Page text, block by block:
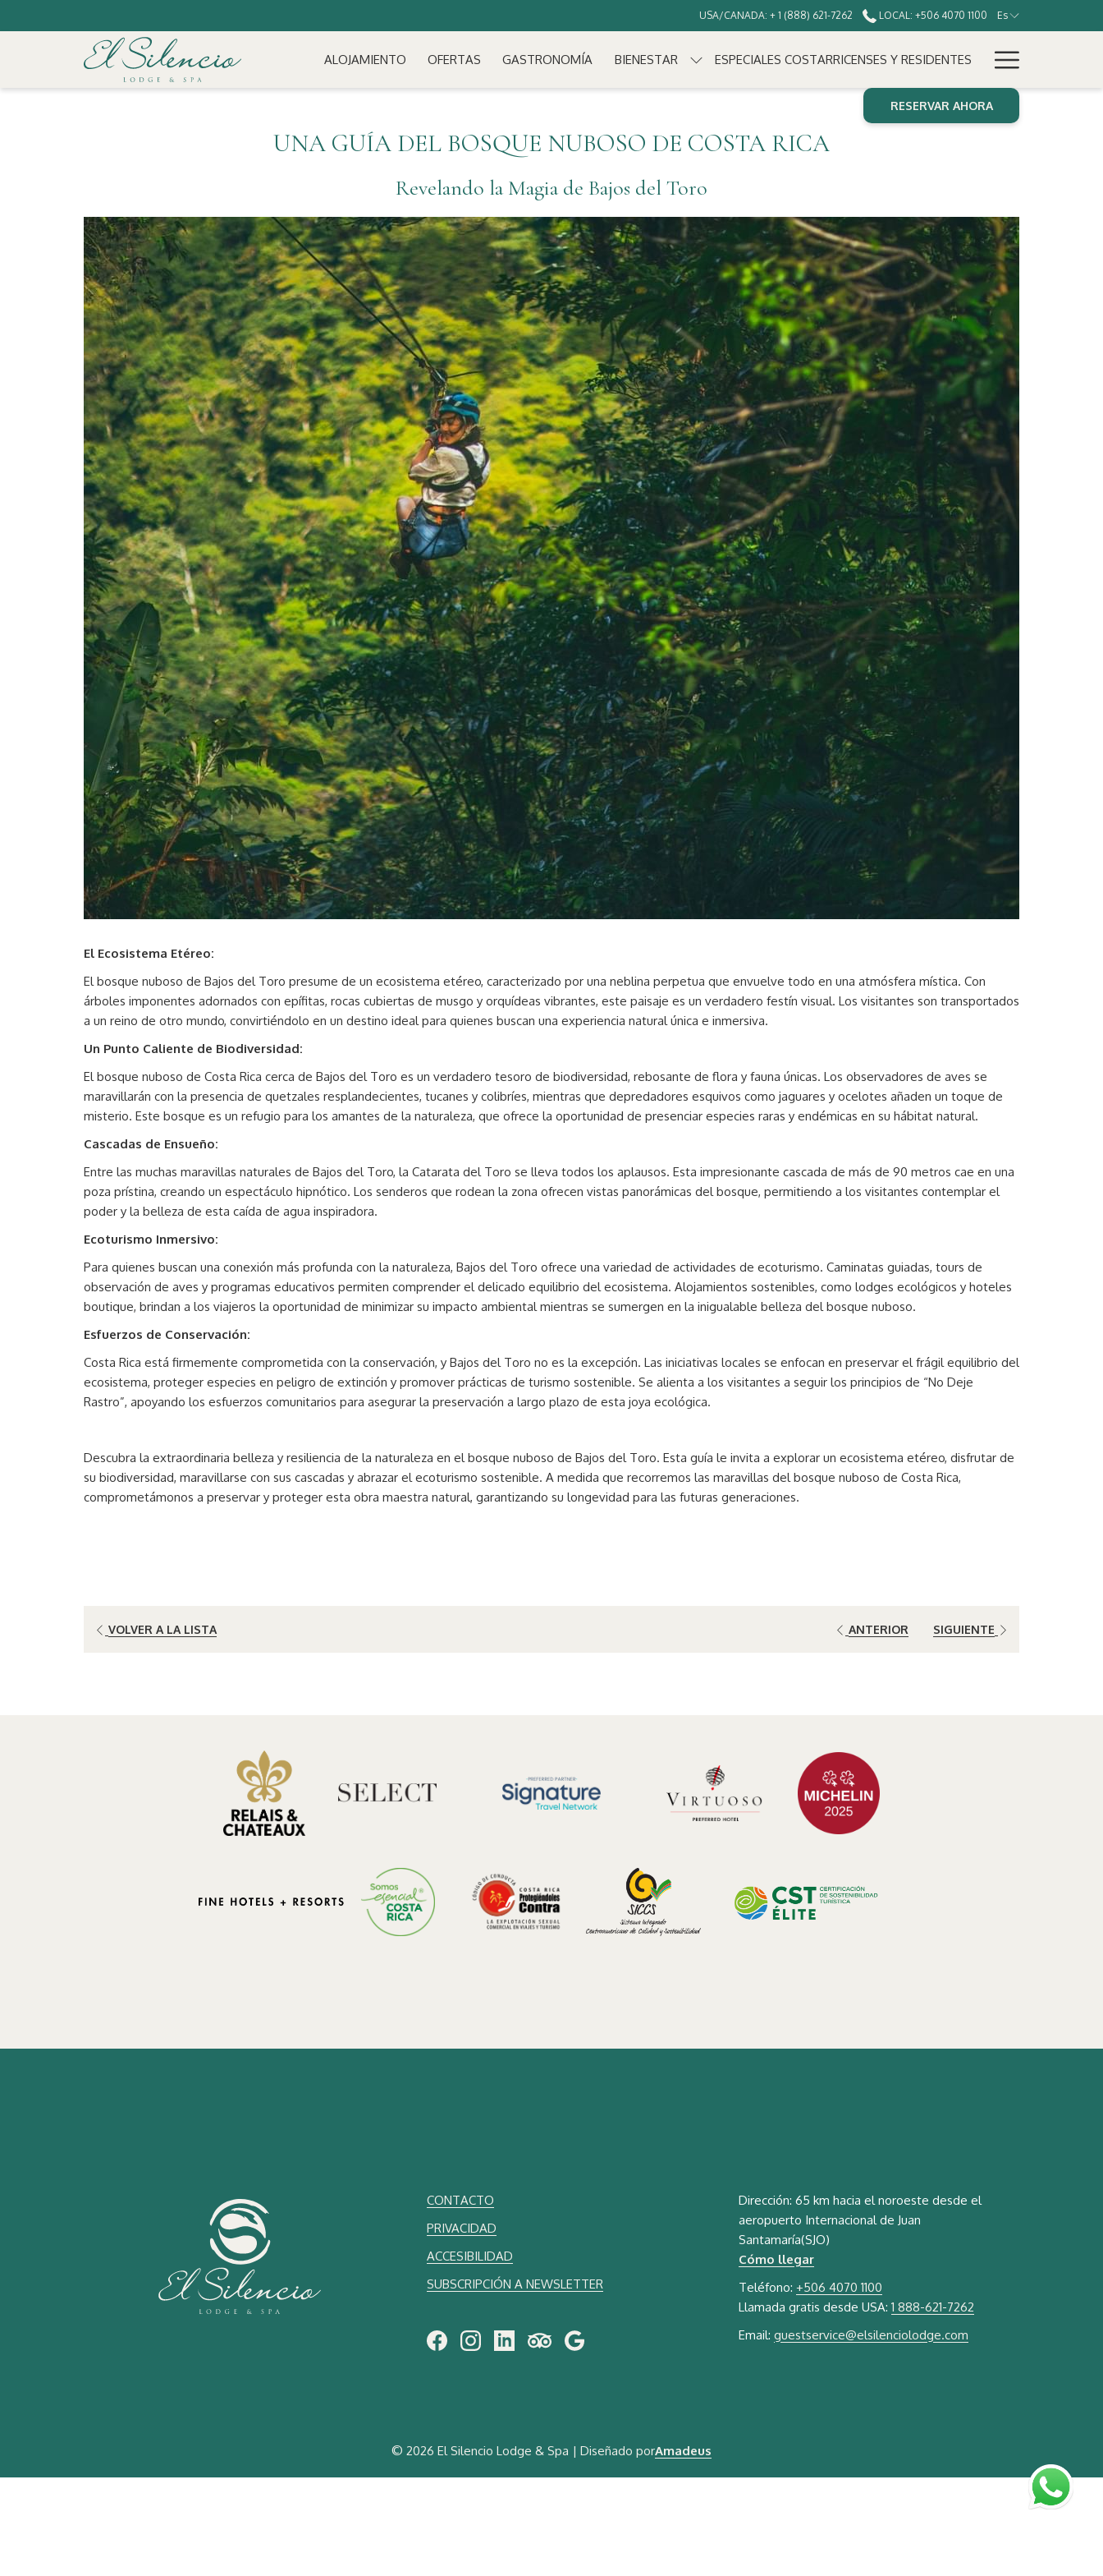
USA/CANADA: + 1 (888) 621-7262 LOCAL: +506 4070 1100 Es
ALOJAMIENTO OFERTAS GASTRONOMÍA BIENESTAR ESPECIALES COSTARRICENSES Y RESIDENTES
Menu
RESERVAR AHORA
UNA GUÍA DEL BOSQUE NUBOSO DE COSTA RICA
Revelando la Magia de Bajos del Toro
El Ecosistema Etéreo:
El bosque nuboso de Bajos del Toro presume de un ecosistema etéreo, caracterizado por una neblina perpetua que envuelve todo en una atmósfera mística. Con
árboles imponentes adornados con epífitas, rocas cubiertas de musgo y orquídeas vibrantes, este paisaje es un verdadero festín visual. Los visitantes son transportados
a un reino de otro mundo, convirtiéndolo en un destino ideal para quienes buscan una experiencia natural única e inmersiva.
Un Punto Caliente de Biodiversidad:
El bosque nuboso de Costa Rica cerca de Bajos del Toro es un verdadero tesoro de biodiversidad, rebosante de flora y fauna únicas. Los observadores de aves se
maravillarán con la presencia de quetzales resplandecientes, tucanes y colibríes, mientras que depredadores esquivos como jaguares y ocelotes añaden un toque de
misterio. Este bosque es un refugio para los amantes de la naturaleza, que ofrece la oportunidad de presenciar especies raras y endémicas en su hábitat natural.
Cascadas de Ensueño:
Entre las muchas maravillas naturales de Bajos del Toro, la Catarata del Toro se lleva todos los aplausos. Esta impresionante cascada de más de 90 metros cae en una
poza prístina, creando un espectáculo hipnótico. Los senderos que rodean la zona ofrecen vistas panorámicas del bosque, permitiendo a los visitantes contemplar el
poder y la belleza de esta caída de agua inspiradora.
Ecoturismo Inmersivo:
Para quienes buscan una conexión más profunda con la naturaleza, Bajos del Toro ofrece una variedad de actividades de ecoturismo. Caminatas guiadas, tours de
observación de aves y programas educativos permiten comprender el delicado equilibrio del ecosistema. Alojamientos sostenibles, como lodges ecológicos y hoteles
boutique, brindan a los viajeros la oportunidad de minimizar su impacto ambiental mientras se sumergen en la inigualable belleza del bosque nuboso.
Esfuerzos de Conservación:
Costa Rica está firmemente comprometida con la conservación, y Bajos del Toro no es la excepción. Las iniciativas locales se enfocan en preservar el frágil equilibrio del
ecosistema, proteger especies en peligro de extinción y promover prácticas de turismo sostenible. Se alienta a los visitantes a seguir los principios de “No Deje
Rastro”, apoyando los esfuerzos comunitarios para asegurar la preservación a largo plazo de esta joya ecológica.
Descubra la extraordinaria belleza y resiliencia de la naturaleza en el bosque nuboso de Bajos del Toro. Esta guía le invita a explorar un ecosistema etéreo, disfrutar de
su biodiversidad, maravillarse con sus cascadas y abrazar el ecoturismo sostenible. A medida que recorremos las maravillas del bosque nuboso de Costa Rica,
comprometámonos a preservar y proteger esta obra maestra natural, garantizando su longevidad para las futuras generaciones.
VOLVER A LA LISTA ANTERIOR SIGUIENTE
CONTACTO
PRIVACIDAD
ACCESIBILIDAD
SUBSCRIPCIÓN A NEWSLETTER
Dirección: 65 km hacia el noroeste desde el
aeropuerto Internacional de Juan
Santamaría(SJO)
Cómo llegar
Teléfono: +506 4070 1100
Llamada gratis desde USA: 1 888-621-7262
Email: guestservice@elsilenciolodge.com
© 2026 El Silencio Lodge & Spa | Diseñado porAmadeus